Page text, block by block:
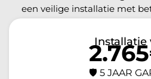
een veilige installatie met
Installatie
🛡️ 5 JAAR